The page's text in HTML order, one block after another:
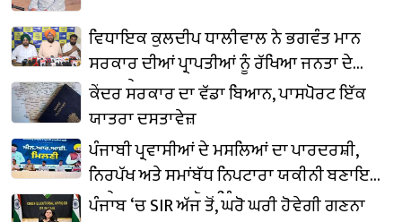
ਵਿਧਾਇਕ ਕੁਲਦੀਪ ਧਾਲੀਵਾਲ ਨੇ ਭਗਵੰਤ ਮਾਨ
ਸਰਕਾਰ ਦੀਆਂ ਪ੍ਰਾਪਤੀਆਂ ਨੂੰ ਰੱਖਿਆ ਜਨਤਾ ਦੇ
ਸਾਹਮਣੇ
ਕੇਂਦਰ ਸਰਕਾਰ ਦਾ ਵੱਡਾ ਬਿਆਨ, ਪਾਸਪੋਰਟ ਇੱਕ
ਯਾਤਰਾ ਦਸਤਾਵੇਜ਼
ਪੰਜਾਬੀ ਪ੍ਰਵਾਸੀਆਂ ਦੇ ਮਸਲਿਆਂ ਦਾ ਪਾਰਦਰਸ਼ੀ,
ਨਿਰਪੱਖ ਅਤੇ ਸਮਾਂਬੱਧ ਨਿਪਟਾਰਾ ਯਕੀਨੀ ਬਣਾਇਆ
ਜਾਵੇਗਾ : ਡਾ. ਰਵਜੋਤ ਸਿੰਘ
ਪੰਜਾਬ ‘ਚ SIR ਅੱਜ ਤੋਂ, ਘਰੋ ਘਰੀ ਹੋਵੇਗੀ ਗਣਨਾ